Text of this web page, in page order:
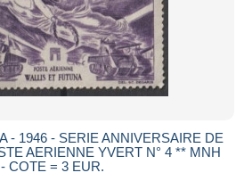
- 1946 - SERIE ANNIVERSAIRE DE
AERIENNE YVERT N° 4 ** MNH
- COTE = 3 EUR.